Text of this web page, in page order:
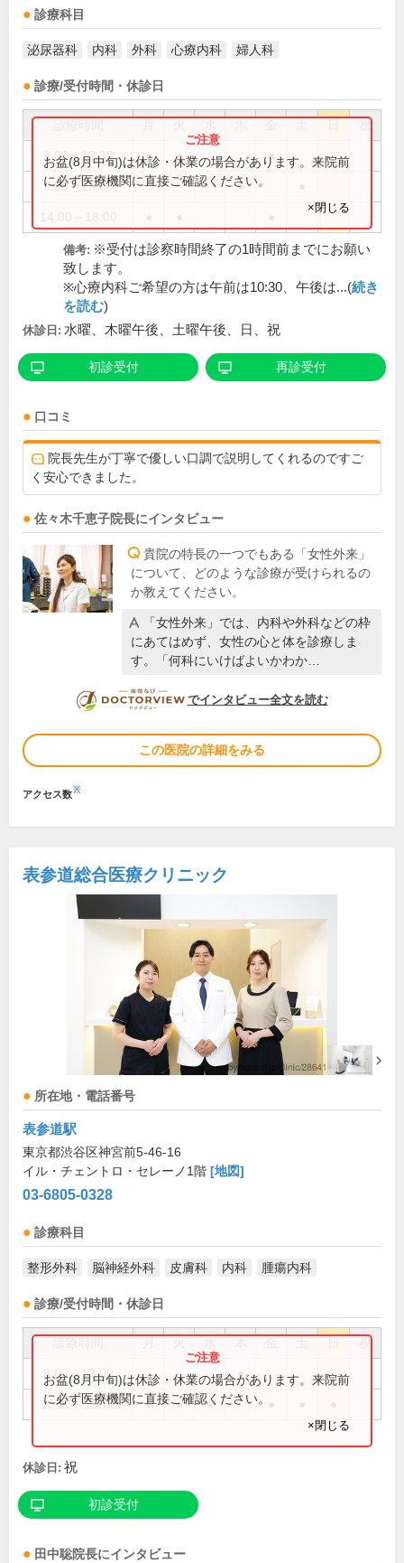
診療科目
泌尿器科 内科 外科 心療内科 婦人科
診療/受付時間・休診日
祝
9:00～12:30 ● ● ●
9:00～13:00 ●
お盆(8月中旬)は休診・休業の場合があります。来院前
に必ず医療機関に直接ご確認ください。
×閉じる
備考: ※受付は診察時間終了の1時間前までにお願い
致します。
※心療内科ご希望の方は午前は10:30、午後は...(続き
を読む)
休診日: 水曜、木曜午後、土曜午後、日、祝
初診受付 再診受付
口コミ
院長先生が丁寧で優しい口調で説明してくれるのですご
く安心できました。
佐々木千恵子院長にインタビュー
貴院の特長の一つでもある「女性外来」
について、どのような診療が受けられるの
か教えてください。
「女性外来」では、内科や外科などの枠
にあてはめず、女性の心と体を診療しま
す。「何科にいけばよいかわか…
DOCTORVIEW
でインタビュー全文を読む
この医院の詳細をみる
アクセス数※
表参道総合医療クリニック
所在地・電話番号
表参道駅
東京都渋谷区神宮前5-46-16
イル・チェントロ・セレーノ1階 [地図]
03-6805-0328
診療科目
整形外科 脳神経外科 皮膚科 内科 腫瘍内科
診療/受付時間・休診日
祝
9:00～12:00 ●
10:00～19:00 ● ● ●
お盆(8月中旬)は休診・休業の場合があります。来院前
に必ず医療機関に直接ご確認ください。
×閉じる
休診日: 祝
初診受付
田中聡院長にインタビュー